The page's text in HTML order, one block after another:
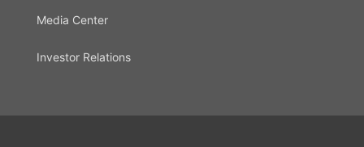
Media Center
Investor Relations